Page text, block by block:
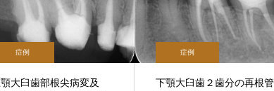
症例
大臼歯部根尖病変及
症例
下顎大臼歯２歯分の再根管